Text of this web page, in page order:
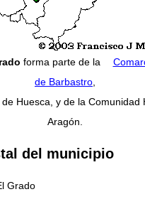
forma parte de la
de Barbastro,
Huesca, y de la Comunidad
Aragón.
del municipio
Grado